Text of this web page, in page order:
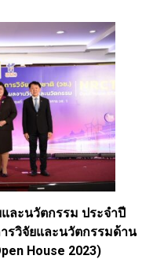
ละนวัตกรรม ประจำปี
รวิจัยและนวัตกรรมด้าน
House 2023)